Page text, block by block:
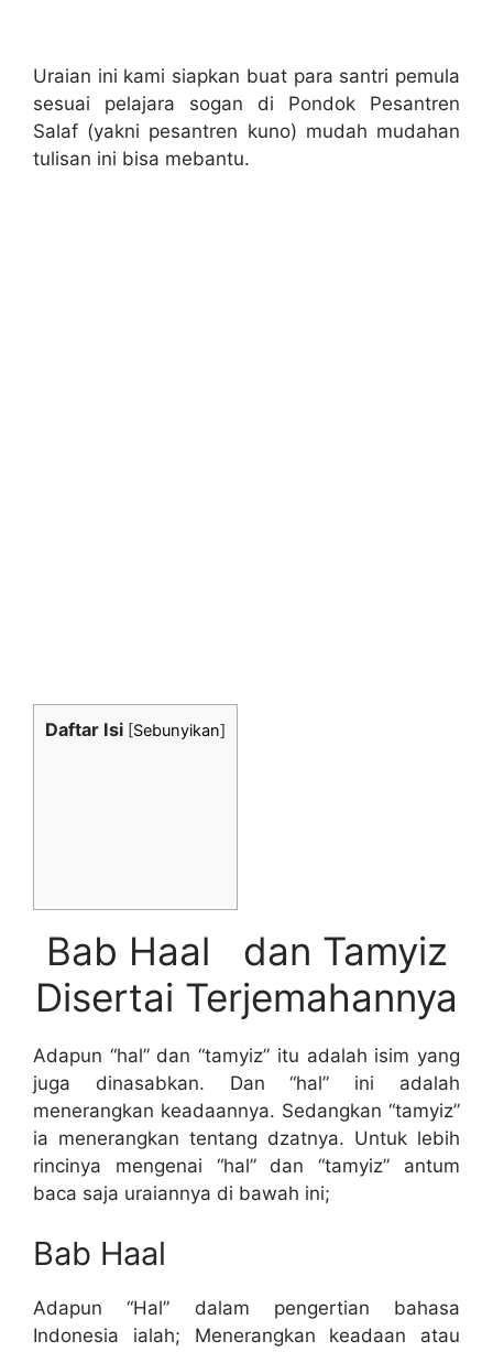
Uraian ini kami siapkan buat para santri pemula
sesuai pelajara sogan di Pondok Pesantren
Salaf (yakni pesantren kuno) mudah mudahan
tulisan ini bisa mebantu.
Daftar Isi [Sebunyikan]
Bab Haal dan Tamyiz
Disertai Terjemahannya
Adapun “hal” dan “tamyiz” itu adalah isim yang
juga dinasabkan. Dan “hal” ini adalah
menerangkan keadaannya. Sedangkan “tamyiz”
ia menerangkan tentang dzatnya. Untuk lebih
rincinya mengenai “hal” dan “tamyiz” antum
baca saja uraiannya di bawah ini;
Bab Haal
Adapun “Hal” dalam pengertian bahasa
Indonesia ialah; Menerangkan keadaan atau